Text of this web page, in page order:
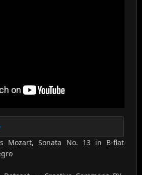
Mozart, Sonata No. 13 in B-flat